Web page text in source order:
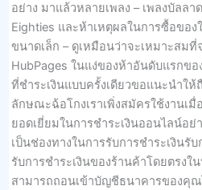
อย่าง มาแล้วหลายเพลง – เพลงบัลล
Eighties และห้าเหตุผลในการซื้อขอ
ขนาดเล็ก – ดูเหมือนว่าจะเหมาะสม
HubPages ในแง่ของห้าอันดับแรกข
ที่ชำระเงินแบบครั้งเดียวขอแนะนำให้
ลักษณะฉ้อโกงเราเพิ่งสมัครใช้งานเมื่
ยอดเยี่ยมในการชำระเงินออนไลน์อ
เป็นช่องทางในการรับการชำระเงินรั
รับการชำระเงินของร้านค้าโดยตรง
สามารถถอนเข้าบัญชีธนาคารของคุ